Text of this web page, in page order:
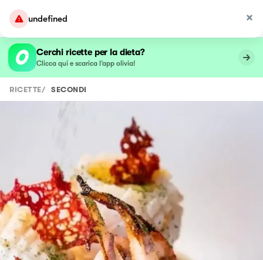
undefined
Cerchi ricette per la dieta?
Clicca qui e scarica l’app olivia!
RICETTE/ SECONDI